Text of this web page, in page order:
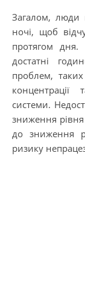
Загалом, люди
ночі, щоб
протягом
достатні
проблем,
концентрації
системи.
зниження рівня
до зниження
ризику